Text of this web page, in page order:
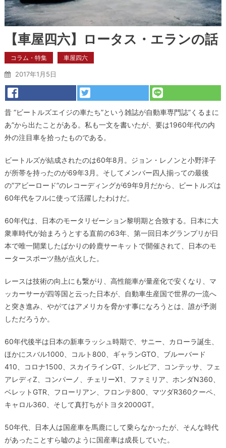
【車屋四六】ロータス・エランの話
コラム・特集 車屋四六
2017年1月5日
昔 “ビートルズエイジの車たち”という雑誌が自動車専門誌”くるまに
あ”から出たことがある。私も一文を書いたが、要は1960年代の内
外の注目車を拾ったものである。
ビートルズが結成されたのは60年8月。ジョン・レノンと小野洋子
が所帯を持ったのが69年3月。そしてメンバー四人揃っての最後
の”アビーロード”のレコーディングが69年9月だから、ビートルズは
60年代をフルに使って活躍したわけだ。
60年代は、日本のモータリゼーション黎明期と合致する。日本に大
衆車時代が始まろうとする直前の63年、第一回日本グランプリが日
本で唯一開業したばかりの鈴鹿サーキットで開催されて、日本のモ
ータースポーツ熱が点火した。
レースは技術の向上にも繋がり、高性能車が量産化で安くなり、マ
ッカーサーが四等国と云った日本が、自動車生産国で世界の一流へ
と突き進み、やがてはアメリカを脅かす事になろうとは、誰が予測
しただろうか。
60年代後半は日本の新車ラッシュ時期で、サニー、カローラ誕生、
ほかにスバル1000、コルト800、ギャランGTO、ブルーバード
410、コロナ1500、スカイラインGT、シルビア、コンテッサ、フェ
アレディZ、コンパーノ、チェリーX1、ファミリア、ホンダN360、
ベレットGTR、フローリアン、フロンテ800、マツダR360クーペ、
キャロル360、そして真打ちがトヨタ2000GT。
50年代、日本人は国産車を馬鹿にして乗らなかったが、そんな時代
があったことすら嘘のように国産車は成長していた。